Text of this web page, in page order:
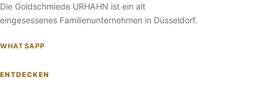
Die Goldschmiede URHAHN ist ein alt
eingesessenes Familienunternehmen in Düsseldorf.
WHATSAPP
ENTDECKEN